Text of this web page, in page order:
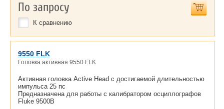
По запросу
К сравнению
9550 FLK
Головка активная 9550 FLK
Активная головка Active Head с достигаемой длительностью
импульса 25 пс
Предназначена для работы с калибратором осциллографов
Fluke 9500B